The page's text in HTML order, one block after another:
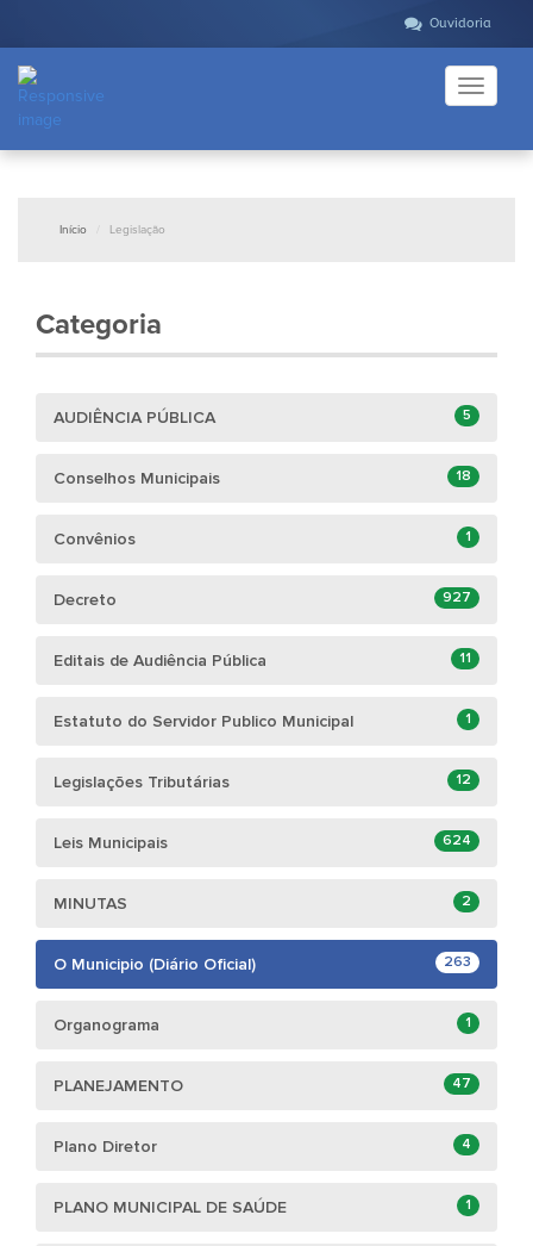
Ouvidoria
Toggle
Início Legislação
Categoria
AUDIÊNCIA PÚBLICA 5
Conselhos Municipais 18
Convênios 1
Decreto 927
Editais de Audiência Pública 11
Estatuto do Servidor Publico Municipal 1
Legislações Tributárias 12
Leis Municipais 624
MINUTAS 2
O Municipio (Diário Oficial) 263
Organograma 1
PLANEJAMENTO 47
Plano Diretor 4
PLANO MUNICIPAL DE SAÚDE 1